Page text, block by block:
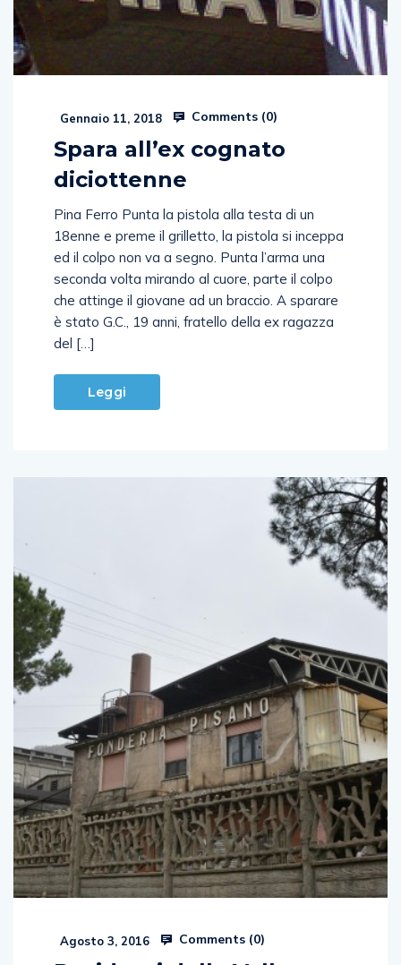
Gennaio 11, 2018 Comments (0)
Spara all’ex cognato
diciottenne
Pina Ferro Punta la pistola alla testa di un
18enne e preme il grilletto, la pistola si inceppa
ed il colpo non va a segno. Punta l’arma una
seconda volta mirando al cuore, parte il colpo
che attinge il giovane ad un braccio. A sparare
è stato G.C., 19 anni, fratello della ex ragazza
del […]
Leggi
Agosto 3, 2016 Comments (0)